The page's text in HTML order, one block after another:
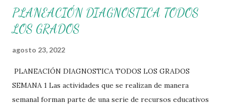
PLANEACIÓN DIAGNOSTICA TODOS
LOS GRADOS
agosto 23, 2022
PLANEACIÓN DIAGNOSTICA TODOS LOS GRADOS
SEMANA 1 Las actividades que se realizan de manera
semanal forman parte de una serie de recursos educativos